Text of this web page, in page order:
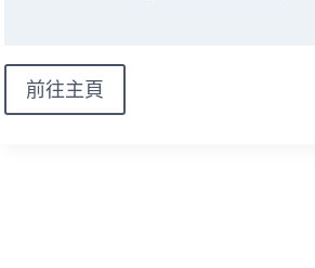
前往主頁